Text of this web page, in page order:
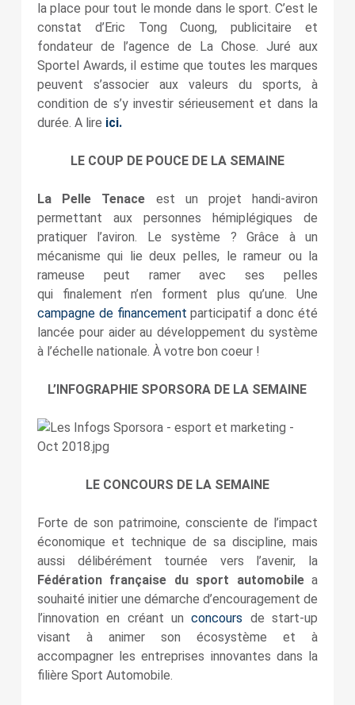
la place pour tout le monde dans le sport. C’est le
constat d’Eric Tong Cuong, publicitaire et
fondateur de l’agence de La Chose. Juré aux
Sportel Awards, il estime que toutes les marques
peuvent s’associer aux valeurs du sports, à
condition de s’y investir sérieusement et dans la
durée. A lire ici.
LE COUP DE POUCE DE LA SEMAINE
La Pelle Tenace est un projet handi-aviron
permettant aux personnes hémiplégiques de
pratiquer l’aviron. Le système ? Grâce à un
mécanisme qui lie deux pelles, le rameur ou la
rameuse peut ramer avec ses pelles
qui finalement n’en forment plus qu’une. Une
campagne de financement participatif a donc été
lancée pour aider au développement du système
à l’échelle nationale. À votre bon coeur !
L’INFOGRAPHIE SPORSORA DE LA SEMAINE
LE CONCOURS DE LA SEMAINE
Forte de son patrimoine, consciente de l’impact
économique et technique de sa discipline, mais
aussi délibérément tournée vers l’avenir, la
Fédération française du sport automobilea
souhaité initier une démarche d’encouragement de
l’innovation en créant unconcours de start-up
visant à animer son écosystème et à
accompagner les entreprises innovantes dans la
filière Sport Automobile.